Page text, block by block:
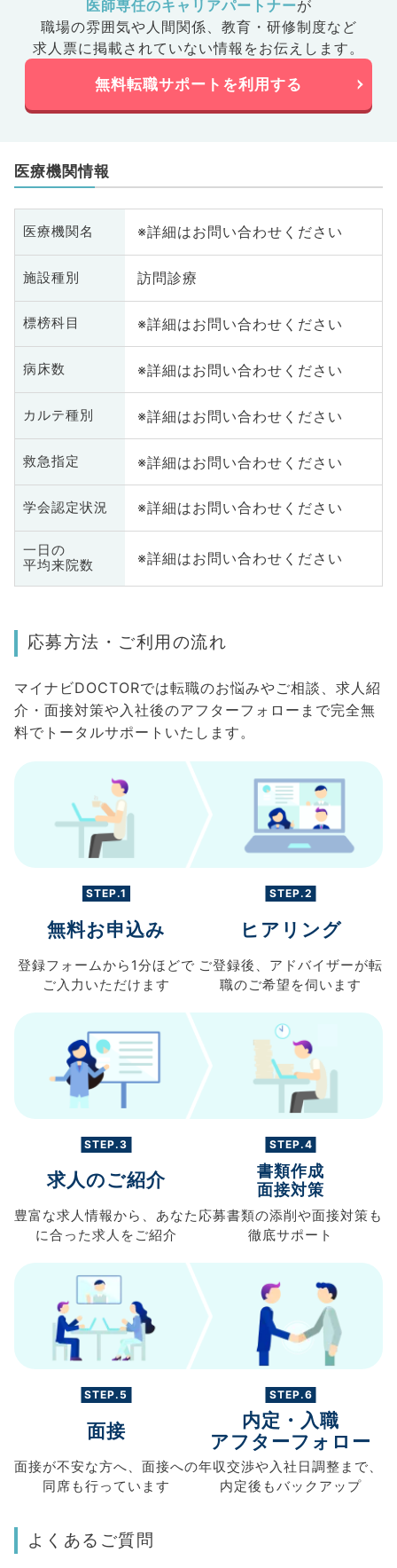
医師専任のキャリアパートナーが
職場の雰囲気や人間関係、 教育・研修制度など
求人票に掲載されていない情報をお伝えします。
無料転職サポートを利用する
医療機関情報
医療機関名 ※詳細はお問い合わせください
施設種別 訪問診療
標榜科目 ※詳細はお問い合わせください
病床数 ※詳細はお問い合わせください
カルテ種別 ※詳細はお問い合わせください
救急指定 ※詳細はお問い合わせください
学会認定状況 ※詳細はお問い合わせください
一日の
平均来院数
※詳細はお問い合わせください
応募方法・ご利用の流れ
マイナビDOCTORでは転職のお悩みやご相談、求人紹
介・面接対策や入社後のアフターフォローまで完全無
料でトータルサポートいたします。
STEP.1
無料お申込み
登録フォームから 1分ほどで
ご入力 いただけます
STEP.2
ヒアリング
ご登録後、 アドバイザーが転
職のご希望を伺います
STEP.3
求人のご紹介
豊富な求人情報から、 あなた
に合った求人を ご紹介
STEP.4
書類作成
面接対策
応募書類の添削や面接対策も
徹底サポート
STEP.5
面接
面接が不安な方へ、 面接への
同席も行っています
STEP.6
内定・入職
アフターフォロー
年収交渉や入社日調整まで、
内定後もバックアップ
よくあるご質問